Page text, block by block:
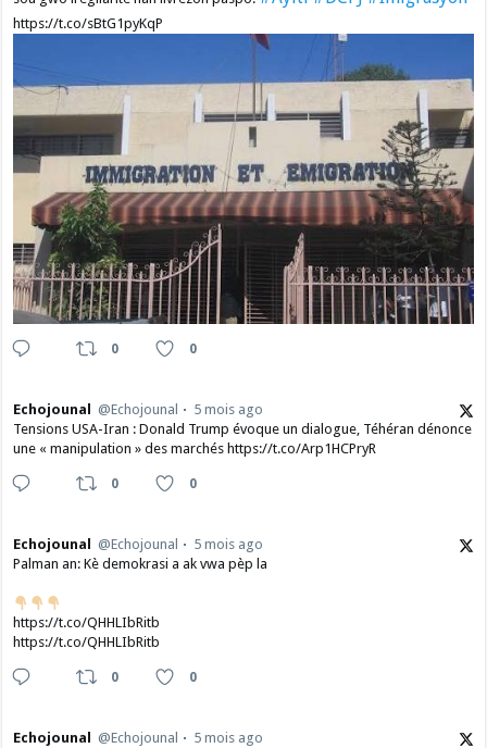
https://t.co/sBtG1pyKqP
0 0
Echojounal @Echojounal
5 mois ago
Tensions USA-Iran : Donald Trump évoque un dialogue, Téhéran dénonce
une « manipulation » des marchés https://t.co/Arp1HCPryR
0 0
Echojounal @Echojounal
5 mois ago
Palman an: Kè demokrasi a ak vwa pèp la
https://t.co/QHHLIbRitb
https://t.co/QHHLIbRitb
0 0
Echojounal @Echojounal
5 mois ago